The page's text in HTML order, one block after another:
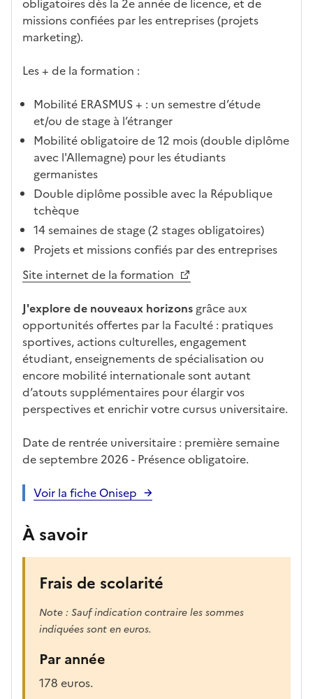
missions confiées par les entreprises (projets
marketing).
Les + de la formation :
Mobilité ERASMUS + : un semestre d’étude
et/ou de stage à l’étranger
Mobilité obligatoire de 12 mois (double diplôme
avec l'Allemagne) pour les étudiants
germanistes
Double diplôme possible avec la République
tchèque
14 semaines de stage (2 stages obligatoires)
Projets et missions confiés par des entreprises
Site internet de la formation
J'explore de nouveaux horizons grâce aux
opportunités offertes par la Faculté : pratiques
sportives, actions culturelles, engagement
étudiant, enseignements de spécialisation ou
encore mobilité internationale sont autant
d’atouts supplémentaires pour élargir vos
perspectives et enrichir votre cursus universitaire.
Date de rentrée universitaire : première semaine
de septembre 2026 - Présence obligatoire.
Voir la fiche Onisep
À savoir
Frais de scolarité
Note : Sauf indication contraire les sommes
indiquées sont en euros.
Par année
178 euros.